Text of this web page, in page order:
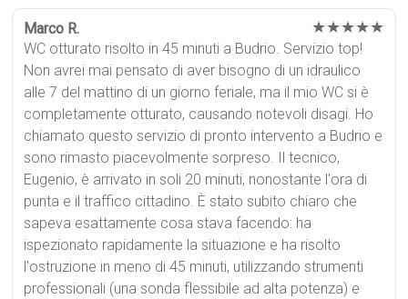
Marco R. ★★★★★
WC otturato risolto in 45 minuti a Budrio. Servizio top!
Non avrei mai pensato di aver bisogno di un idraulico
alle 7 del mattino di un giorno feriale, ma il mio WC si è
completamente otturato, causando notevoli disagi. Ho
chiamato questo servizio di pronto intervento a Budrio e
sono rimasto piacevolmente sorpreso. Il tecnico,
Eugenio, è arrivato in soli 20 minuti, nonostante l'ora di
punta e il traffico cittadino. È stato subito chiaro che
sapeva esattamente cosa stava facendo: ha
ispezionato rapidamente la situazione e ha risolto
l'ostruzione in meno di 45 minuti, utilizzando strumenti
professionali (una sonda flessibile ad alta potenza) e